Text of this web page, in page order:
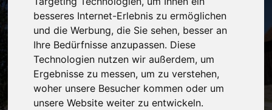
besseres Internet-Erlebnis zu ermöglichen
und die Werbung, die Sie sehen, besser an
Ihre Bedürfnisse anzupassen. Diese
Technologien nutzen wir außerdem, um
Ergebnisse zu messen, um zu verstehen,
woher unsere Besucher kommen oder um
unsere Website weiter zu entwickeln.